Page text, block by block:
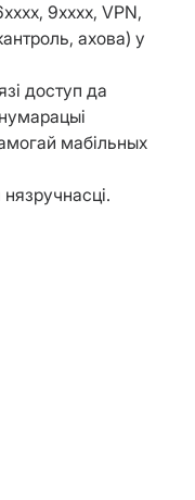
9хххх, VPN,
ахова) у
доступ да
мабільных
123